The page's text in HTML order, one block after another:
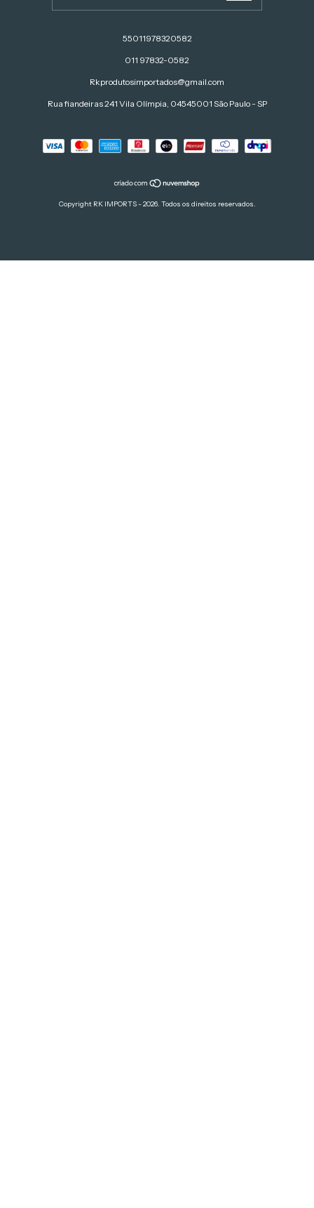
55011978320582
011 97832-0582
Rkprodutosimportados@gmail.com
Rua fiandeiras 241 Vila Olímpia, 04545001 São Paulo - SP
Copyright RK IMPORTS - 2026. Todos os direitos reservados.